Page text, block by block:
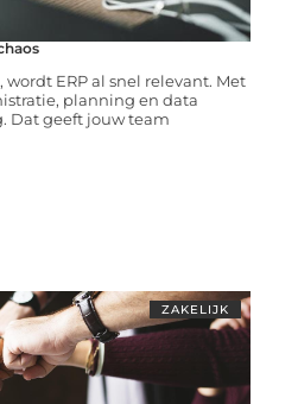
wordt ERP al snel relevant. Met
planning en data
Dat geeft jouw team
ZAKELIJK